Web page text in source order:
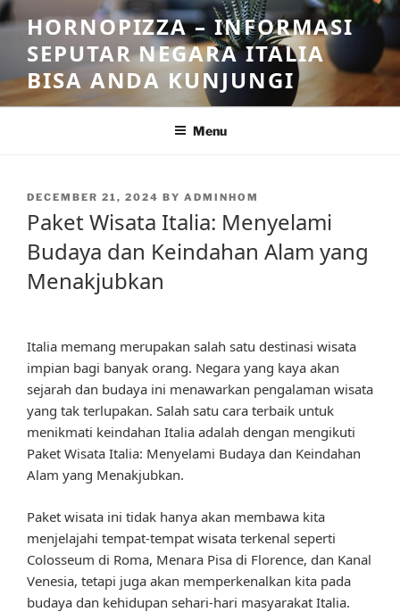
Skip
to
content
HORNOPIZZA – INFORMASI
SEPUTAR NEGARA ITALIA
BISA ANDA KUNJUNGI
Menu
POSTED
DECEMBER 21, 2024 BY ADMINHOM
Paket Wisata Italia: Menyelami
Budaya dan Keindahan Alam yang
Menakjubkan
Italia memang merupakan salah satu destinasi wisata
impian bagi banyak orang. Negara yang kaya akan
sejarah dan budaya ini menawarkan pengalaman wisata
yang tak terlupakan. Salah satu cara terbaik untuk
menikmati keindahan Italia adalah dengan mengikuti
Paket Wisata Italia: Menyelami Budaya dan Keindahan
Alam yang Menakjubkan.
Paket wisata ini tidak hanya akan membawa kita
menjelajahi tempat-tempat wisata terkenal seperti
Colosseum di Roma, Menara Pisa di Florence, dan Kanal
Venesia, tetapi juga akan memperkenalkan kita pada
budaya dan kehidupan sehari-hari masyarakat Italia.